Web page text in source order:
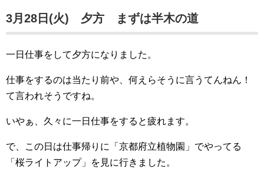
3月28日(火) 夕方 まずは半木の道
一日仕事をして夕方になりました。
仕事をするのは当たり前や、何えらそうに言うてんねん！
て言われそうですね。
いやぁ、久々に一日仕事をすると疲れます。
で、この日は仕事帰りに「京都府立植物園」でやってる
「桜ライトアップ」を見に行きました。